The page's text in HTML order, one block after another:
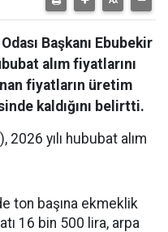
Başkanı Ebubekir
alım fiyatlarını
fiyatların üretim
kaldığını belirtti.
yılı hububat alım
ton başına ekmeklik
16 bin 500 lira, arpa